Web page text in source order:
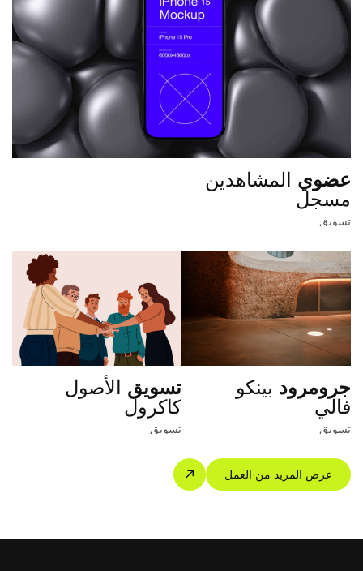
عضوي المشاهدين
مسجل
تسويق
جرومرود بينكو
فالي
تسويق
تسويق الأصول
كاكرول
تسويق
عرض المزيد من العمل